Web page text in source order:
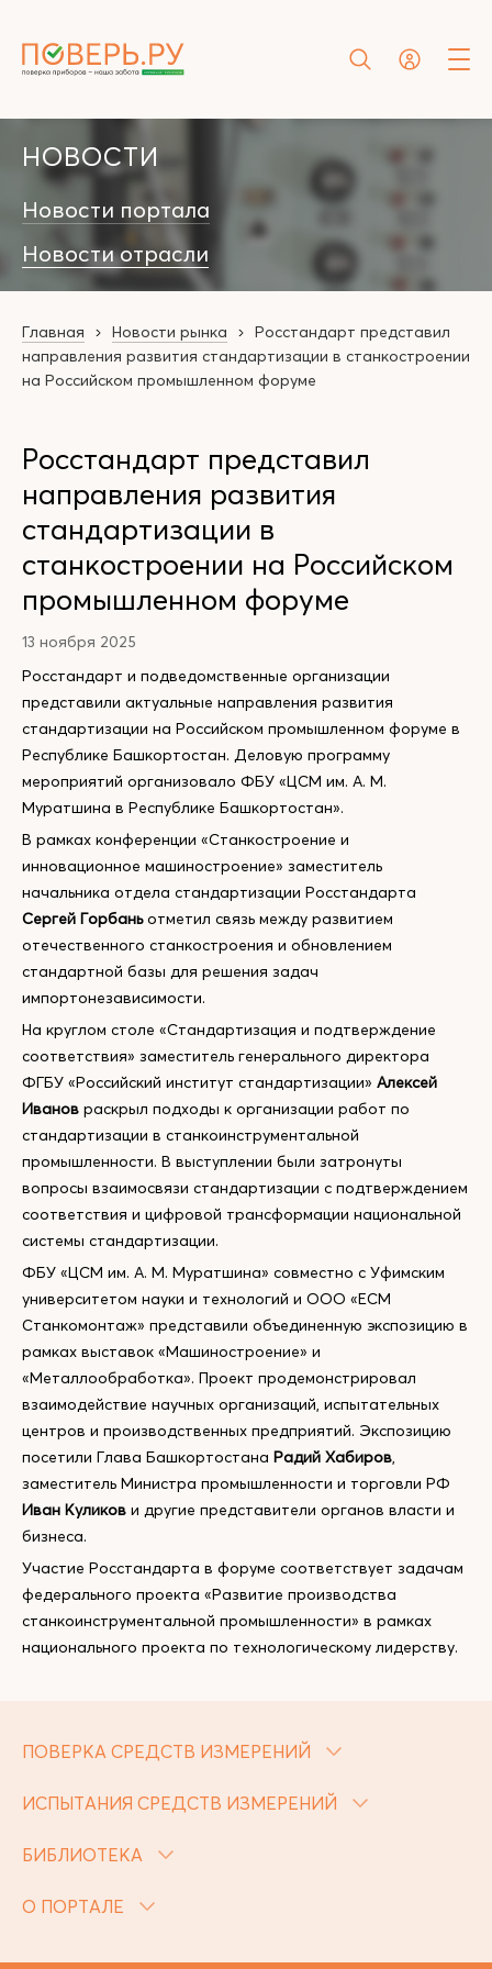
НОВОСТИ
Новости портала
Новости отрасли
Главная Новости рынка
Росстандарт представил
направления развития стандартизации в станкостроении
на Российском промышленном форуме
Росстандарт представил
направления развития
стандартизации в
станкостроении на Российском
промышленном форуме
13 ноября 2025
Росстандарт и подведомственные организации
представили актуальные направления развития
стандартизации на Российском промышленном форуме в
Республике Башкортостан. Деловую программу
мероприятий организовало ФБУ «ЦСМ им. А. М.
Муратшина в Республике Башкортостан».
В рамках конференции «Станкостроение и
инновационное машиностроение» заместитель
начальника отдела стандартизации Росстандарта
Сергей Горбаньотметил связь между развитием
отечественного станкостроения и обновлением
стандартной базы для решения задач
импортонезависимости.
На круглом столе «Стандартизация и подтверждение
соответствия» заместитель генерального директора
ФГБУ «Российский институт стандартизации» Алексей
Иванов раскрыл подходы к организации работ по
стандартизации в станкоинструментальной
промышленности. В выступлении были затронуты
вопросы взаимосвязи стандартизации с подтверждением
соответствия и цифровой трансформации национальной
системы стандартизации.
ФБУ «ЦСМ им. А. М. Муратшина» совместно с Уфимским
университетом науки и технологий и ООО «ЕСМ
Станкомонтаж» представили объединенную экспозицию в
рамках выставок «Машиностроение» и
«Металлообработка». Проект продемонстрировал
взаимодействие научных организаций, испытательных
центров и производственных предприятий. Экспозицию
посетили Глава Башкортостана Радий Хабиров,
заместитель Министра промышленности и торговли РФ
Иван Куликов и другие представители органов власти и
бизнеса.
Участие Росстандарта в форуме соответствует задачам
федерального проекта «Развитие производства
станкоинструментальной промышленности» в рамках
национального проекта по технологическому лидерству.
ПОВЕРКА СРЕДСТВ ИЗМЕРЕНИЙ
ИСПЫТАНИЯ СРЕДСТВ ИЗМЕРЕНИЙ
БИБЛИОТЕКА
О ПОРТАЛЕ